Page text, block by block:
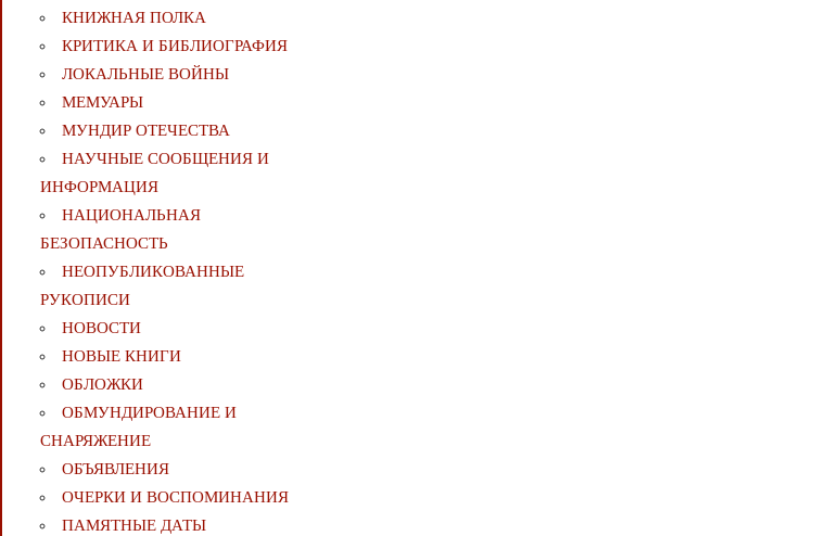
КНИЖНАЯ ПОЛКА
КРИТИКА И БИБЛИОГРАФИЯ
ЛОКАЛЬНЫЕ ВОЙНЫ
МЕМУАРЫ
МУНДИР ОТЕЧЕСТВА
НАУЧНЫЕ СООБЩЕНИЯ И
ИНФОРМАЦИЯ
НАЦИОНАЛЬНАЯ
БЕЗОПАСНОСТЬ
НЕОПУБЛИКОВАННЫЕ
РУКОПИСИ
НОВОСТИ
НОВЫЕ КНИГИ
ОБЛОЖКИ
ОБМУНДИРОВАНИЕ И
СНАРЯЖЕНИЕ
ОБЪЯВЛЕНИЯ
ОЧЕРКИ И ВОСПОМИНАНИЯ
ПАМЯТНЫЕ ДАТЫ